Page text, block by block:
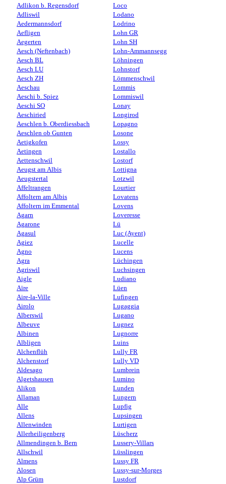
Adlikon b. Regensdorf
Adliswil
Aedermannsdorf
Aefligen
Aegerten
Aesch (Neftenbach)
Aesch BL
Aesch LU
Aesch ZH
Aeschau
Aeschi b. Spiez
Aeschi SO
Aeschiried
Aeschlen b. Oberdiessbach
Aeschlen ob Gunten
Aetigkofen
Aetingen
Aettenschwil
Aeugst am Albis
Aeugstertal
Affeltrangen
Affoltern am Albis
Affoltern im Emmental
Agarn
Agarone
Agasul
Agiez
Agno
Agra
Agriswil
Aigle
Aïre
Aire-la-Ville
Airolo
Alberswil
Albeuve
Albinen
Albligen
Alchenflüh
Alchenstorf
Aldesago
Algetshausen
Alikon
Allaman
Alle
Allens
Allenwinden
Allerheiligenberg
Allmendingen b. Bern
Allschwil
Almens
Alosen
Alp Grüm
Loco
Lodano
Lodrino
Lohn GR
Lohn SH
Lohn-Ammannsegg
Löhningen
Lohnstorf
Lömmenschwil
Lommis
Lommiswil
Lonay
Longirod
Lopagno
Losone
Lossy
Lostallo
Lostorf
Lottigna
Lotzwil
Lourtier
Lovatens
Lovens
Loveresse
Lü
Luc (Ayent)
Lucelle
Lucens
Lüchingen
Luchsingen
Ludiano
Lüen
Lufingen
Lugaggia
Lugano
Lugnez
Lugnorre
Luins
Lully FR
Lully VD
Lumbrein
Lumino
Lunden
Lungern
Lupfig
Lupsingen
Lurtigen
Lüscherz
Lussery-Villars
Lüsslingen
Lussy FR
Lussy-sur-Morges
Lustdorf